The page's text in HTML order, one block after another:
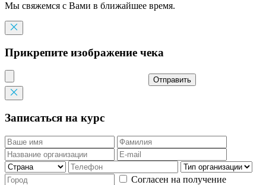
Мы свяжемся с Вами в ближайшее время.
Прикрепите изображение чека
Отправить
Записаться на курс
Согласен на получение